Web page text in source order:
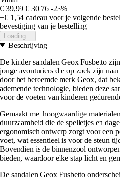
€ 39,99 € 30,76 -23%
+€ 1,54 cadeau voor je volgende
bevestiging van je bestelling
Loading...
Beschrijving
De kinder sandalen Geox Fusbetto
jonge avonturiers die op zoek zijn
door het beroemde merk Geox, dat
ademende technologie, bieden deze
voor de voeten van kinderen
Gemaakt met hoogwaardige
duurzaamheid die de spelletjes en
ergonomisch ontwerp zorgt voor een
voet, wat essentieel is voor de steun
Bovendien is de binnenzool
bieden, waardoor elke stap licht en
De sandalen Geox Fusbetto